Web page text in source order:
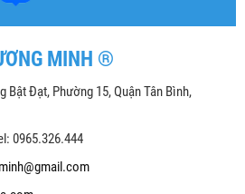
MINH ®
Đạt, Phường 15, Quận Tân Bình,
0965.326.444